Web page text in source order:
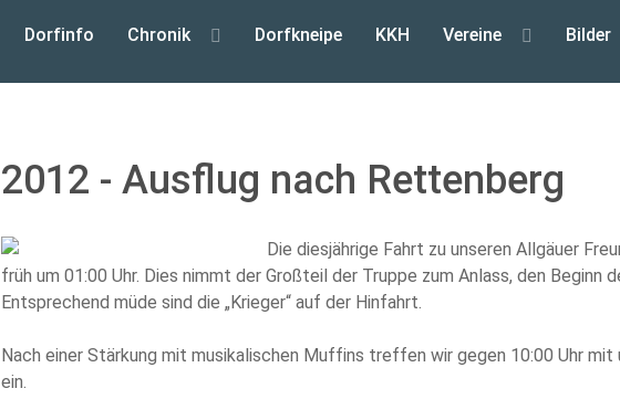
Dorfinfo Chronik Dorfkneipe KKH Vereine Bilder
2012 - Ausflug nach Rettenberg
Die diesjährige Fahrt zu unseren Allgäuer
früh um 01:00 Uhr. Dies nimmt der Großteil der Truppe zum Anlass, den Beginn
Entsprechend müde sind die „Krieger“ auf der Hinfahrt.
Nach einer Stärkung mit musikalischen Muffins treffen wir gegen 10:00 Uhr
ein.